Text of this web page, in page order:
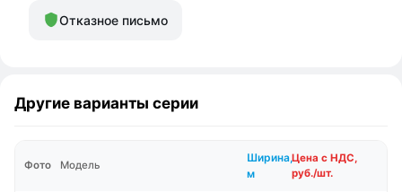
Отказное письмо
Другие варианты серии
Фото Модель
Ширина,
м
Цена с НДС,
руб./шт.